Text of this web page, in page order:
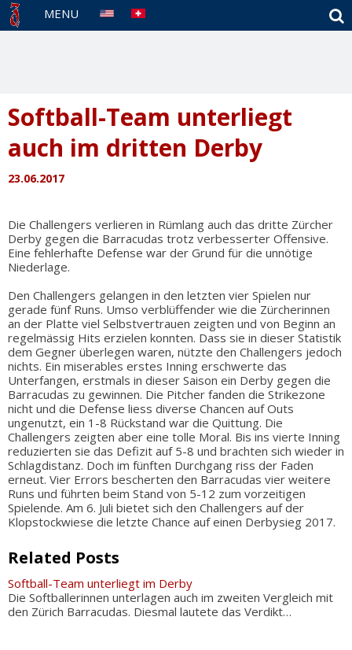
MENU
Softball-Team unterliegt
auch im dritten Derby
23.06.2017
Die Challengers verlieren in Rümlang auch das dritte Zürcher
Derby gegen die Barracudas trotz verbesserter Offensive.
Eine fehlerhafte Defense war der Grund für die unnötige
Niederlage.
Den Challengers gelangen in den letzten vier Spielen nur
gerade fünf Runs. Umso verblüffender wie die Zürcherinnen
an der Platte viel Selbstvertrauen zeigten und von Beginn an
regelmässig Hits erzielen konnten. Dass sie in dieser Statistik
dem Gegner überlegen waren, nützte den Challengers jedoch
nichts. Ein miserables erstes Inning erschwerte das
Unterfangen, erstmals in dieser Saison ein Derby gegen die
Barracudas zu gewinnen. Die Pitcher fanden die Strikezone
nicht und die Defense liess diverse Chancen auf Outs
ungenutzt, ein 1-8 Rückstand war die Quittung. Die
Challengers zeigten aber eine tolle Moral. Bis ins vierte Inning
reduzierten sie das Defizit auf 5-8 und brachten sich wieder in
Schlagdistanz. Doch im fünften Durchgang riss der Faden
erneut. Vier Errors bescherten den Barracudas vier weitere
Runs und führten beim Stand von 5-12 zum vorzeitigen
Spielende. Am 6. Juli bietet sich den Challengers auf der
Klopstockwiese die letzte Chance auf einen Derbysieg 2017.
Related Posts
Softball-Team unterliegt im Derby
Die Softballerinnen unterlagen auch im zweiten Vergleich mit
den Zürich Barracudas. Diesmal lautete das Verdikt…